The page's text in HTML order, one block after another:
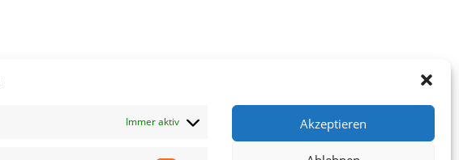
Immer aktiv Akzeptieren